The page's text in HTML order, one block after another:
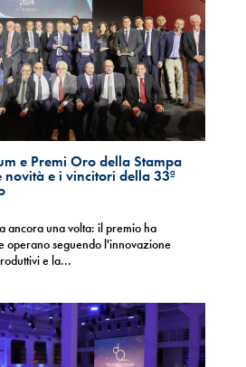
e Premi Oro della Stampa
e i vincitori della 33ª
ancora una volta: il premio ha
operano seguendo l'innovazione
e la...